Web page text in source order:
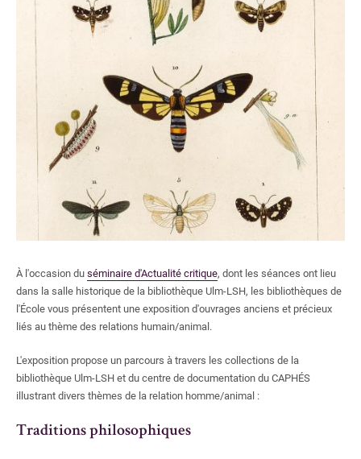
Bibliothèque de mathématiques et informatique
Bibliothèque de l'agrégation physique et chimie
Bibliothèque de physique théorique
Formations
Ressources électroniques
S'inscrire, se réinscrire
À l'occasion du séminaire d'Actualité critique, dont les séances ont lieu
dans la salle historique de la bibliothèque Ulm-LSH, les bibliothèques de
l'École vous présentent une exposition d'ouvrages anciens et précieux
liés au thème des relations humain/animal.
L'exposition propose un parcours à travers les collections de la
bibliothèque Ulm-LSH et du centre de documentation du CAPHÉS
illustrant divers thèmes de la relation homme/animal :
Traditions philosophiques